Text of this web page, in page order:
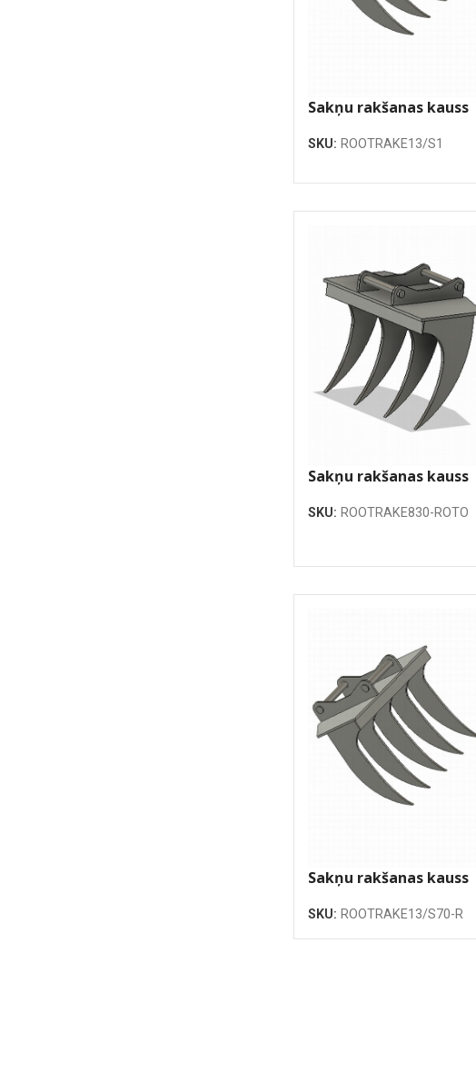
Sakņu rakšanas kauss
SKU: ROOTRAKE13/S1
Sakņu rakšanas kauss
SKU: ROOTRAKE830-ROTO
Sakņu rakšanas kauss
SKU: ROOTRAKE13/S70-R